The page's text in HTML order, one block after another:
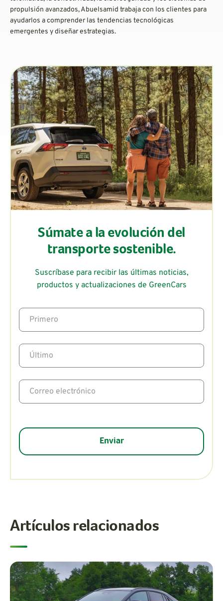
propulsión avanzados, Abuelsamid trabaja con los clientes para
ayudarlos a comprender las tendencias tecnológicas
emergentes y diseñar estrategias.
Súmate a la evolución del
transporte sostenible.
Suscríbase para recibir las últimas noticias,
productos y actualizaciones de GreenCars
Artículos relacionados